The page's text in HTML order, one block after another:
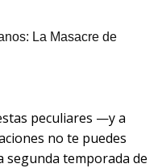
peculiares —y a
no te puedes
segunda temporada de